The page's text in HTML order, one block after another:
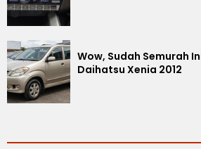
Wow, Sudah Semurah
Daihatsu Xenia 2012